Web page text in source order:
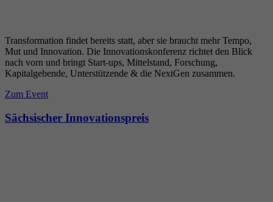
Transformation findet bereits statt, aber sie braucht mehr Tempo,
Mut und Innovation. Die Innovationskonferenz richtet den Blick
nach vorn und bringt Start-ups, Mittelstand, Forschung,
Kapitalgebende, Unterstützende & die NextGen zusammen.
Zum Event
Sächsischer Innovationspreis